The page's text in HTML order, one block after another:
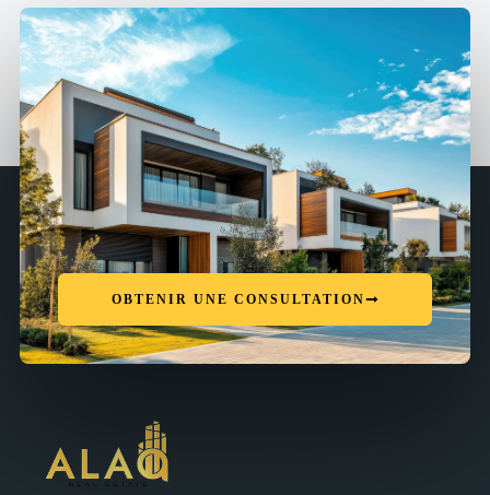
OBTENIR UNE CONSULTATION